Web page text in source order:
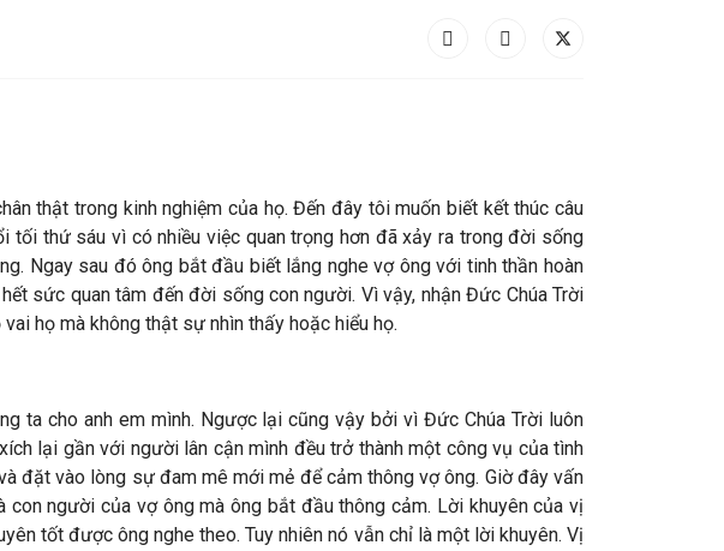
thật trong kinh nghiệm của họ. Đến đây tôi muốn biết kết thúc câu
thứ sáu vì có nhiều việc quan trọng hơn đã xảy ra trong đời sống
Ngay sau đó ông bắt đầu biết lắng nghe vợ ông với tinh thần hoàn
sức quan tâm đến đời sống con người. Vì vậy, nhận Đức Chúa Trời
họ mà không thật sự nhìn thấy hoặc hiểu họ.
ta cho anh em mình. Ngược lại cũng vậy bởi vì Đức Chúa Trời luôn
lại gần với người lân cận mình đều trở thành một công vụ của tình
đặt vào lòng sự đam mê mới mẻ để cảm thông vợ ông. Giờ đây vấn
con người của vợ ông mà ông bắt đầu thông cảm. Lời khuyên của vị
tốt được ông nghe theo. Tuy nhiên nó vẫn chỉ là một lời khuyên. Vị